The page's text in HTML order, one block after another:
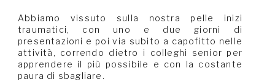
Abbiamo vissuto sulla nostra pelle inizi
traumatici, con uno e due giorni di
presentazioni e poi via subito a capofitto nelle
attività, correndo dietro i colleghi senior per
apprendere il più possibile e con la costante
paura di sbagliare.